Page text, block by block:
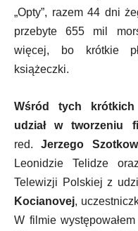
„Opty”, razem 44 dni
przebyte 655 mil
więcej, bo krótkie
książeczki.
Wśród tych krótkich
udział w tworzeniu
red.Jerzego
Leonidzie Telidze
Telewizji Polskiej z
Kocianovej,
W filmie